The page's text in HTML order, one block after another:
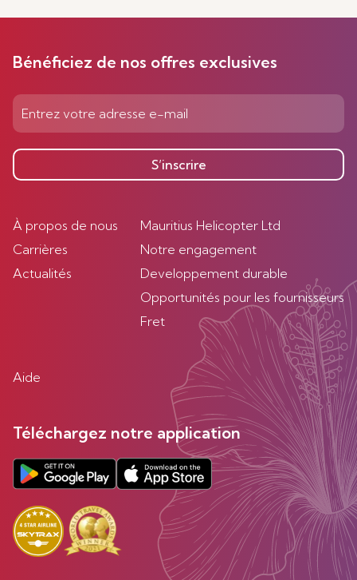
Bénéficiez de nos offres exclusives
S’inscrire
À propos de nous
Carrières
Actualités
Mauritius Helicopter Ltd
Notre engagement
Developpement durable
Opportunités pour les fournisseurs
Fret
Aide
Téléchargez notre application